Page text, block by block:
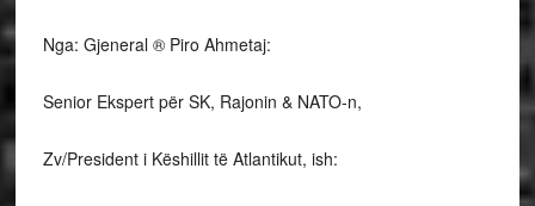
Nga: Gjeneral ® Piro Ahmetaj:
Senior Ekspert për SK, Rajonin & NATO-n,
Zv/President i Këshillit të Atlantikut, ish: